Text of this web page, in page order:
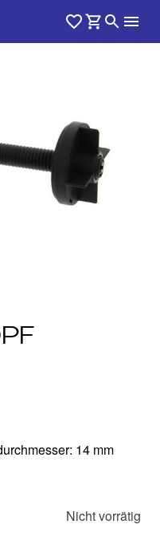
14 mm
Nicht vorrätig